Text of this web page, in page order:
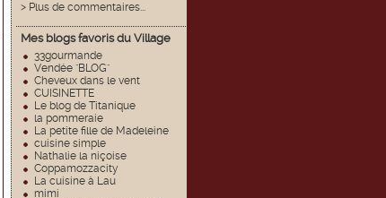
> Plus de commentaires...
Mes blogs favoris du Village
33gourmande
Vendée "BLOG"
Cheveux dans le vent
CUISINETTE
Le blog de Titanique
la pommeraie
La petite fille de Madeleine
cuisine simple
Nathalie la niçoise
Coppamozzacity
La cuisine à Lau
mimi